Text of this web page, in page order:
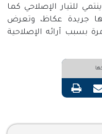
للتيار الإصلاحي كما
جريدة عكاظ، وتعرض
بسبب آرائه الإصلاحية
مشاركة عبر البريد طباعة